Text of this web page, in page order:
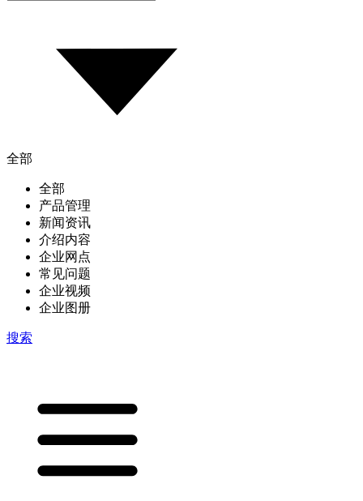
全部
全部
产品管理
新闻资讯
介绍内容
企业网点
常见问题
企业视频
企业图册
搜索